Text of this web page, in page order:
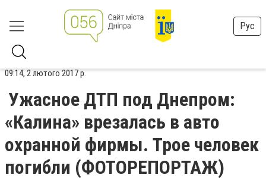
Рус
09:14, 2 лютого 2017 р.
Ужасное ДТП под Днепром:
«Калина» врезалась в авто
охранной фирмы. Трое человек
погибли (ФОТОРЕПОРТАЖ)